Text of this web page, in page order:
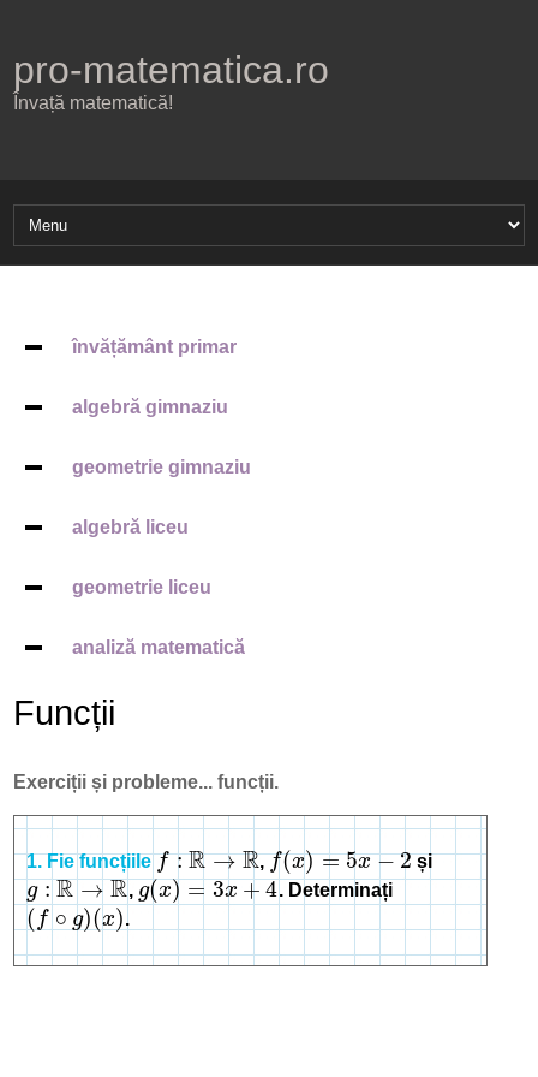
pro-matematica.ro
Învață matematică!
învățământ primar
algebră gimnaziu
geometrie gimnaziu
algebră liceu
geometrie liceu
analiză matematică
Funcții
Exerciții și probleme... funcții.
1. Fie funcțiile f : R → R
f:R→R ,f(x) = 5x −2
f(x)= 5 x−2 și
g : R → R
g: R→ R , g(x) = 3x +4
g(x)= 3x+ 4 . Determinați
( f ∘ g)(x)
( ∘ g) x) .